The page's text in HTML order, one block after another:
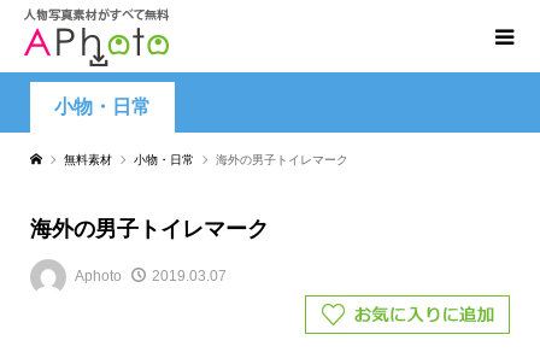
小物・日常
無料素材 小物・日常 海外の男子トイレマーク
海外の男子トイレマーク
Aphoto 2019.03.07